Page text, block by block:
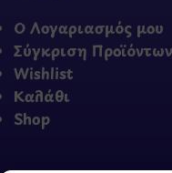
Ο Λογαριασμός μου
Σύγκριση Προϊόντων
Wishlist
Καλάθι
Shop